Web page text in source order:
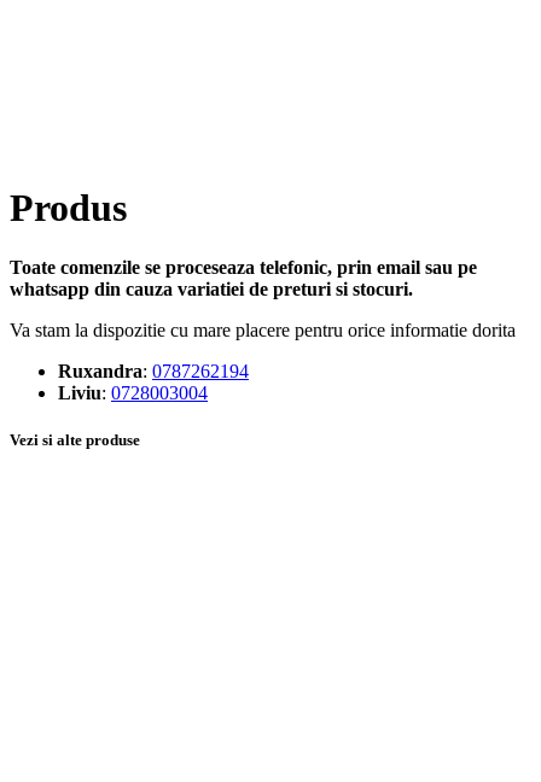
Produs
Toate comenzile se proceseaza telefonic, prin email sau pe
whatsapp din cauza variatiei de preturi si stocuri.
Va stam la dispozitie cu mare placere pentru orice informatie dorita
Ruxandra: 0787262194
Liviu: 0728003004
Vezi si alte produse